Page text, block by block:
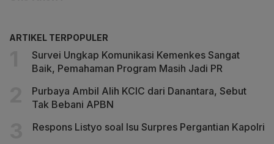
ARTIKEL TERPOPULER
Survei Ungkap Komunikasi Kemenkes Sangat
Baik, Pemahaman Program Masih Jadi PR
Purbaya Ambil Alih KCIC dari Danantara, Sebut
Tak Bebani APBN
Respons Listyo soal Isu Surpres Pergantian Kapolri